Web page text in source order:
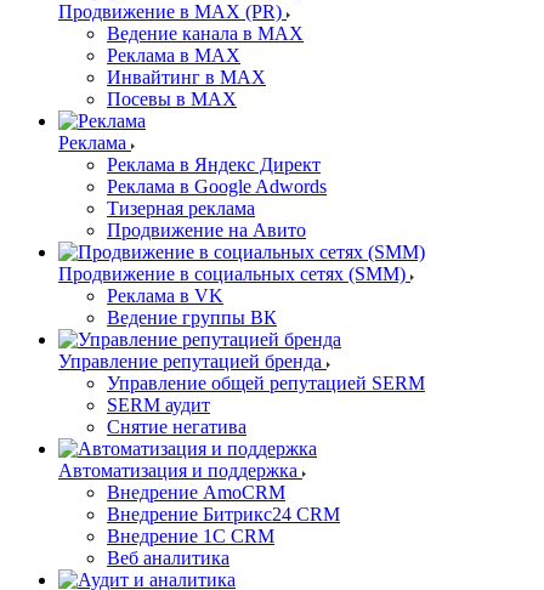
Продвижение в MAX (PR)
Ведение канала в MAX
Реклама в MAX
Инвайтинг в MAX
Посевы в MAX
Реклама
Реклама в Яндекс Директ
Реклама в Google Adwords
Тизерная реклама
Продвижение на Авито
Продвижение в социальных сетях (SMM)
Реклама в VK
Ведение группы ВК
Управление репутацией бренда
Управление общей репутацией SERM
SERM аудит
Снятие негатива
Автоматизация и поддержка
Внедрение AmoCRM
Внедрение Битрикс24 CRM
Внедрение 1C CRM
Веб аналитика